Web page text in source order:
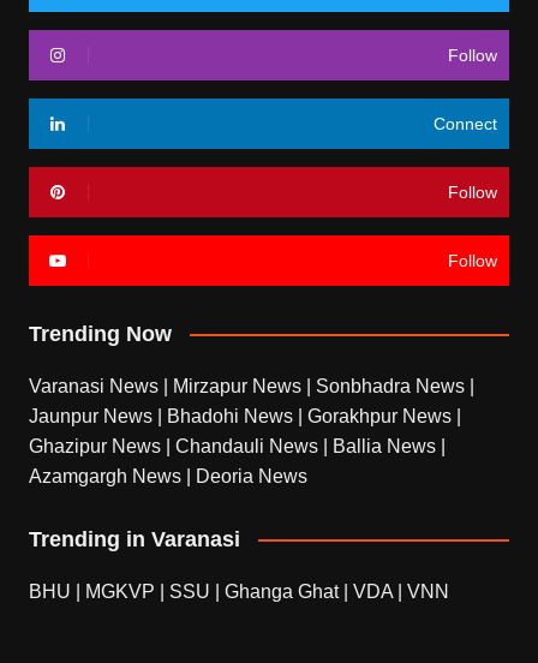
Follow
Connect
Follow
Follow
Trending Now
Varanasi News Mirzapur News Sonbhadra News
Jaunpur News
Bhadohi News Gorakhpur News
Ghazipur News
Chandauli News Ballia News
Azamgargh News
Deoria News
Trending in Varanasi
BHU MGKVP SSU Ghanga Ghat| VDA VNN